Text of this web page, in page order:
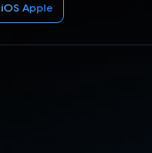
iOS Apple